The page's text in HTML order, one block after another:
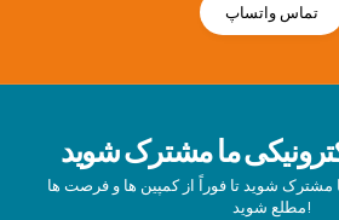
تماس واتساپ
ما مشترک شوید
مشترک شوید تا فوراً از کمپین ها و فرصت ها
مطلع شوید!